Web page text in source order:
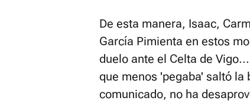
De esta manera, Isaac,
García Pimienta en estos
duelo ante el Celta de Vigo...
que menos 'pegaba' saltó la
comunicado, no ha